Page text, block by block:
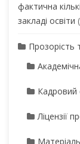
фактична
закладі освіти
Прозорість
Кадровий
Ліцензії